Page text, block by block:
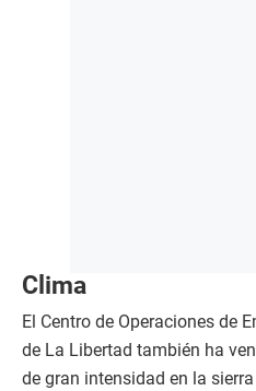
Clima
El Centro de Operaciones de
de La Libertad también ha
de gran intensidad en la